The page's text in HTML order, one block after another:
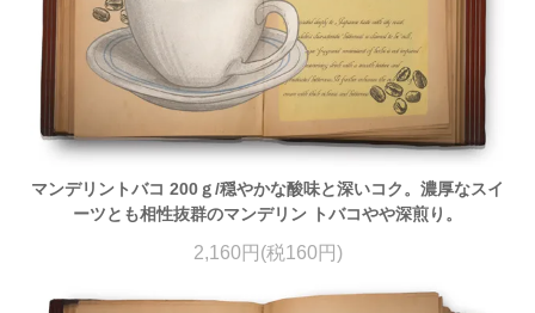
マンデリントバコ 200ｇ/穏やかな酸味と深いコク。濃厚なスイ
ーツとも相性抜群のマンデリン トバコやや深煎り。
2,160円(税160円)